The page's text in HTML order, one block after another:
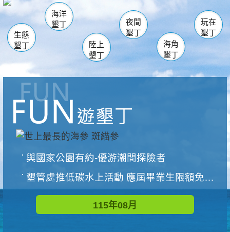
南仁湖
海生館
恆春 佳樂水
龍鑾潭自然中心 森林遊樂區
瓊麻館
關山 墾管處遊客中心
社頂公園 風吹沙
船帆石
白砂 龍磐公園
香蕉灣
砂島
鵝鑾鼻
生態
墾丁
海洋
墾丁
陸上
墾丁
夜間
墾丁
海角
墾丁
玩在
墾丁
與國家公園有約-優游潮間探險者
墾管處推低碳水上活動 應屆畢業生限額免費參加
115年08月